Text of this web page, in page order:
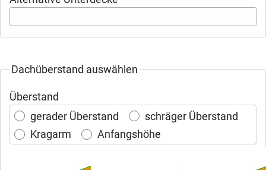
Dachüberstand auswählen
Überstand
gerader Überstand
schräger Überstand
Kragarm
Anfangshöhe